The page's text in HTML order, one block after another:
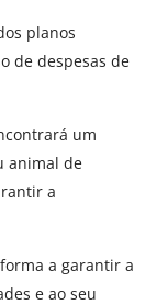
planos
de despesas de
um
animal de
a
a garantir a
e ao seu